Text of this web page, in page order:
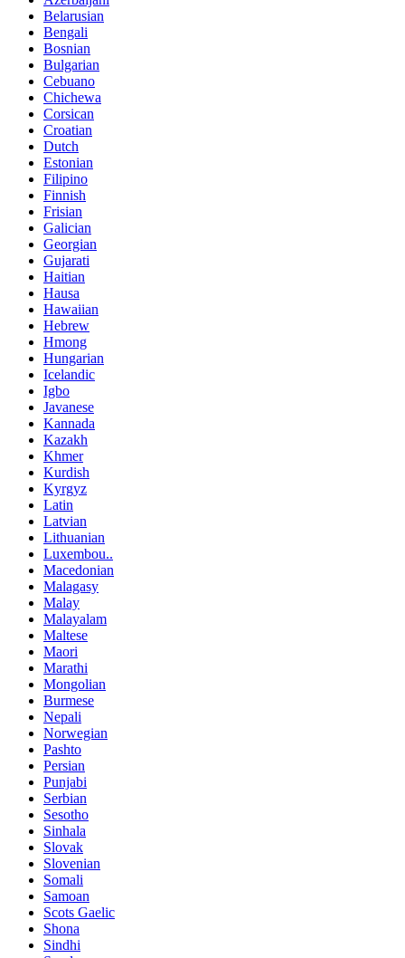
Belarusian
Bengali
Bosnian
Bulgarian
Cebuano
Chichewa
Corsican
Croatian
Dutch
Estonian
Filipino
Finnish
Frisian
Galician
Georgian
Gujarati
Haitian
Hausa
Hawaiian
Hebrew
Hmong
Hungarian
Icelandic
Igbo
Javanese
Kannada
Kazakh
Khmer
Kurdish
Kyrgyz
Latin
Latvian
Lithuanian
Luxembou..
Macedonian
Malagasy
Malay
Malayalam
Maltese
Maori
Marathi
Mongolian
Burmese
Nepali
Norwegian
Pashto
Persian
Punjabi
Serbian
Sesotho
Sinhala
Slovak
Slovenian
Somali
Samoan
Scots Gaelic
Shona
Sindhi